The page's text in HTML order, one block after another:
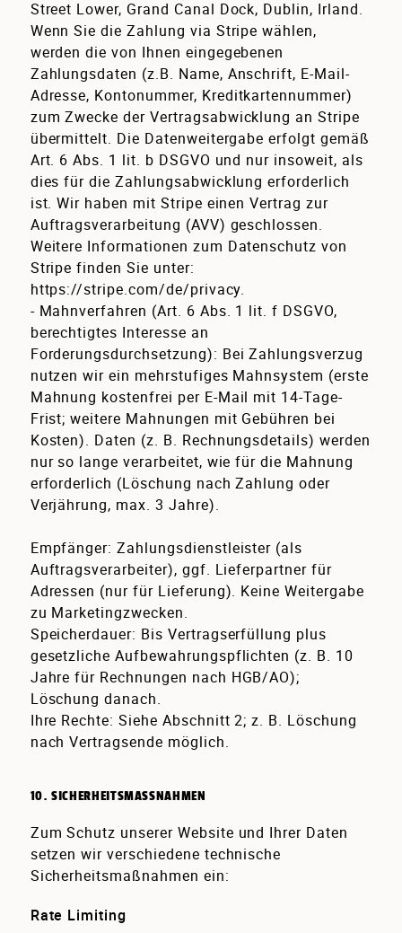
Street Lower, Grand Canal Dock, Dublin, Irland.
Wenn Sie die Zahlung via Stripe wählen,
werden die von Ihnen eingegebenen
Zahlungsdaten (z.B. Name, Anschrift, E-Mail-
Adresse, Kontonummer, Kreditkartennummer)
zum Zwecke der Vertragsabwicklung an Stripe
übermittelt. Die Datenweitergabe erfolgt gemäß
Art. 6 Abs. 1 lit. b DSGVO und nur insoweit, als
dies für die Zahlungsabwicklung erforderlich
ist. Wir haben mit Stripe einen Vertrag zur
Auftragsverarbeitung (AVV) geschlossen.
Weitere Informationen zum Datenschutz von
Stripe finden Sie unter:
https://stripe.com/de/privacy.
- Mahnverfahren (Art. 6 Abs. 1 lit. f DSGVO,
berechtigtes Interesse an
Forderungsdurchsetzung): Bei Zahlungsverzug
nutzen wir ein mehrstufiges Mahnsystem (erste
Mahnung kostenfrei per E-Mail mit 14-Tage-
Frist; weitere Mahnungen mit Gebühren bei
Kosten). Daten (z. B. Rechnungsdetails) werden
nur so lange verarbeitet, wie für die Mahnung
erforderlich (Löschung nach Zahlung oder
Verjährung, max. 3 Jahre).
Empfänger: Zahlungsdienstleister (als
Auftragsverarbeiter), ggf. Lieferpartner für
Adressen (nur für Lieferung). Keine Weitergabe
zu Marketingzwecken.
Speicherdauer: Bis Vertragserfüllung plus
gesetzliche Aufbewahrungspflichten (z. B. 10
Jahre für Rechnungen nach HGB/AO);
Löschung danach.
Ihre Rechte: Siehe Abschnitt 2; z. B. Löschung
nach Vertragsende möglich.
10. SICHERHEITSMASSNAHMEN
Zum Schutz unserer Website und Ihrer Daten
setzen wir verschiedene technische
Sicherheitsmaßnahmen ein:
Rate Limiting